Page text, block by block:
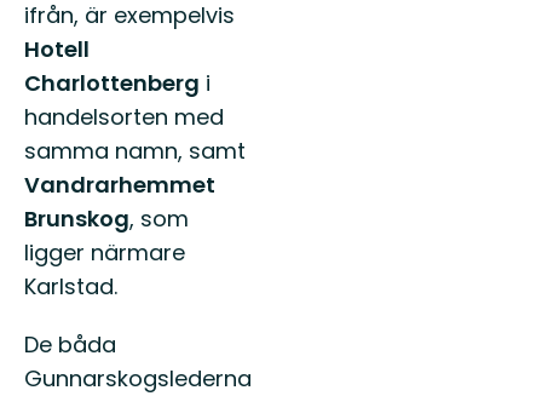
ifrån, är exempelvis
Hotell
Charlottenberg i
handelsorten med
samma namn, samt
Vandrarhemmet
Brunskog, som
ligger närmare
Karlstad.
De båda
Gunnarskogslederna